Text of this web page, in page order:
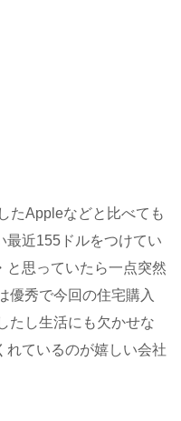
たAppleなどと比べても
最近155ドルをつけてい
と思っていたら一点突然
優秀で今回の住宅購入
たし生活にも欠かせな
れているのが嬉しい会社